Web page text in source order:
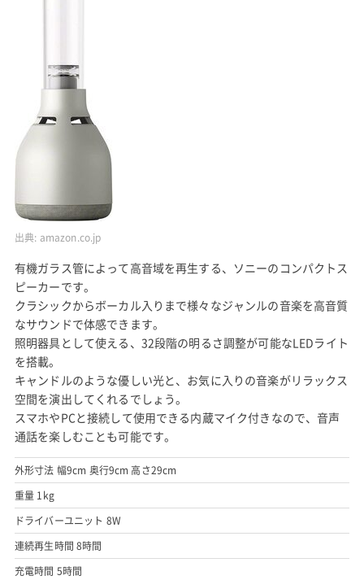
出典: amazon.co.jp
有機ガラス管によって高音域を再生する、ソニーのコンパクトス
ピーカーです。
クラシックからボーカル入りまで様々なジャンルの音楽を高音質
なサウンドで体感できます。
照明器具として使える、32段階の明るさ調整が可能なLEDライト
を搭載。
キャンドルのような優しい光と、お気に入りの音楽がリラックス
空間を演出してくれるでしょう。
スマホやPCと接続して使用できる内蔵マイク付きなので、音声
通話を楽しむことも可能です。
外形寸法 幅9cm 奥行9cm 高さ29cm
重量 1kg
ドライバーユニット 8W
連続再生時間 8時間
充電時間 5時間